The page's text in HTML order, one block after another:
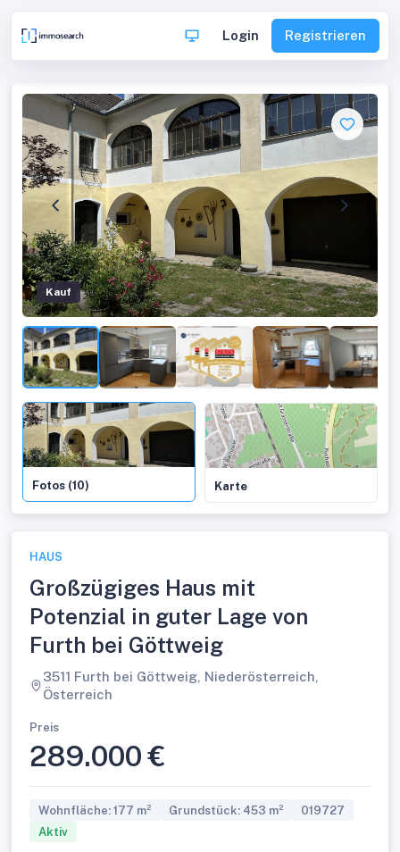
Login Registrieren
Kauf
Fotos (10) Karte
HAUS
Großzügiges Haus mit
Potenzial in guter Lage von
Furth bei Göttweig
3511 Furth bei Göttweig, Niederösterreich,
Österreich
Preis
289.000 €
Wohnfläche: 177 m² Grundstück: 453 m²
019727
Aktiv